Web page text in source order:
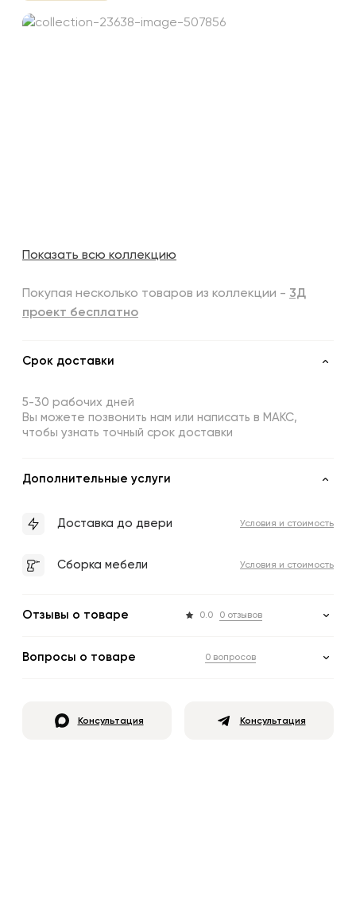
Показать всю коллекцию
Покупая несколько товаров из коллекции - 3Д
проект бесплатно
Срок доставки
5-30 рабочих дней
Вы можете позвонить нам или написать в МАКС,
чтобы узнать точный срок доставки
Дополнительные услуги
Доставка до двери Условия и стоимость
Сборка мебели Условия и стоимость
Отзывы о товаре 0.0 0 отзывов
Вопросы о товаре 0 вопросов
Консультация Консультация